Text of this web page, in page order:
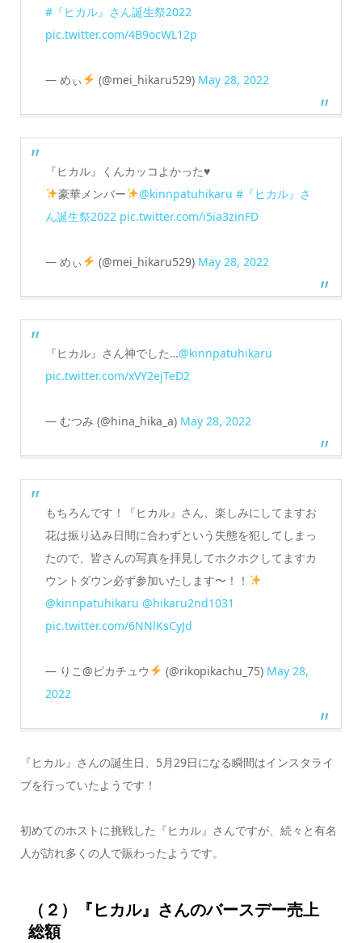
#『ヒカル』さん誕生祭2022
pic.twitter.com/4B9ocWL12p
— めぃ (@mei_hikaru529) May 28, 2022
『ヒカル』くんカッコよかった♥
豪華メンバー
@kinnpatuhikaru #『ヒカル』さ
ん誕生祭2022 pic.twitter.com/i5ia3zinFD
— めぃ (@mei_hikaru529) May 28, 2022
『ヒカル』さん神でした…@kinnpatuhikaru
pic.twitter.com/xVY2ejTeD2
— むつみ (@hina_hika_a) May 28, 2022
もちろんです！『ヒカル』さん、楽しみにしてますお
花は振り込み日間に合わずという失態を犯してしまっ
たので、皆さんの写真を拝見してホクホクしてますカ
ウントダウン必ず参加いたします〜！！
@kinnpatuhikaru @hikaru2nd1031
pic.twitter.com/6NNlKsCyJd
— りこ@ピカチュウ (@rikopikachu_75) May 28,
2022
『ヒカル』さんの誕生日、5月29日になる瞬間はインスタライ
ブを行っていたようです！
初めてのホストに挑戦した『ヒカル』さんですが、続々と有名
人が訪れ多くの人で賑わったようです。
（２）『ヒカル』さんのバースデー売上
総額